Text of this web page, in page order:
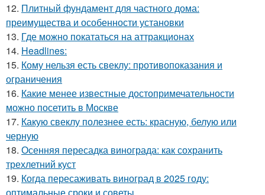
12. Плитный фундамент для частного дома:
преимущества и особенности установки
13. Где можно покататься на аттракционах
14. Headlines:
15. Кому нельзя есть свеклу: противопоказания и
ограничения
16. Какие менее известные достопримечательности
можно посетить в Москве
17. Какую свеклу полезнее есть: красную, белую или
черную
18. Осенняя пересадка винограда: как сохранить
трехлетний куст
19. Когда пересаживать виноград в 2025 году: